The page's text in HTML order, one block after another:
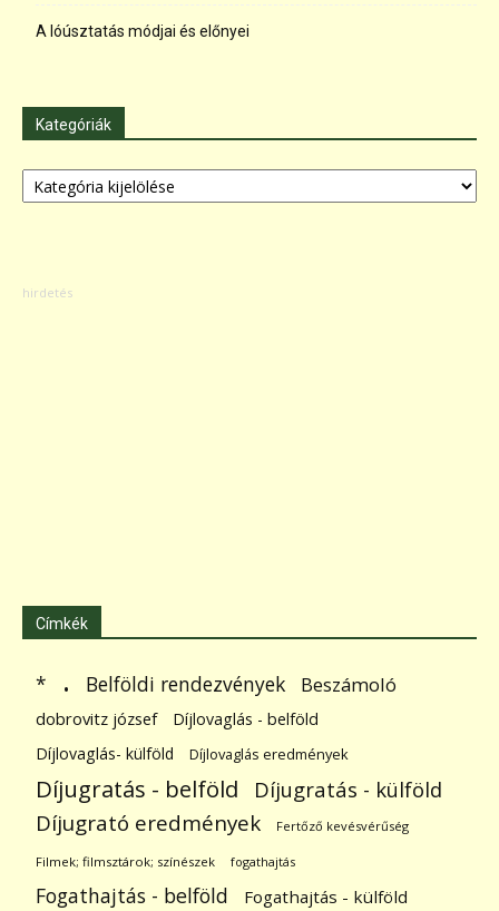
A lóúsztatás módjai és előnyei
Kategóriák
Kategóriák
Címkék
* . Belföldi rendezvények Beszámoló
dobrovitz józsef
Díjlovaglás - belföld
Díjlovaglás- külföld
Díjlovaglás eredmények
Díjugratás - belföld Díjugratás - külföld
Díjugrató eredmények Fertőző kevésvérűség
Filmek; filmsztárok; színészek fogathajtás
Fogathajtás - belföld Fogathajtás - külföld